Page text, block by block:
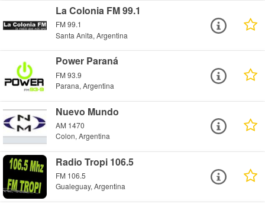
La Colonia FM 99.1
FM 99.1
Santa Anita, Argentina
Power Paraná
FM 93.9
Parana, Argentina
Nuevo Mundo
AM 1470
Colon, Argentina
Radio Tropi 106.5
FM 106.5
Gualeguay, Argentina